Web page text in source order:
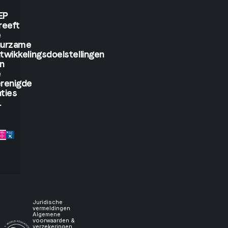
Juridische
vermeldingen
Algemene
voorwaarden &
verzekeringen
will
see.
But
if
let
it,